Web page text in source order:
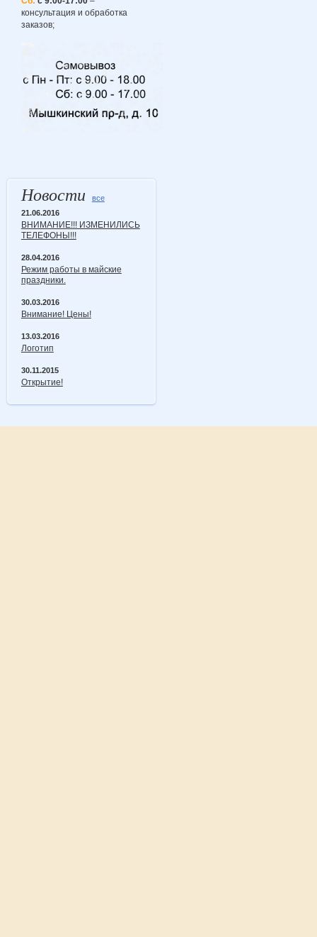
консультация и обработка
заказов;
Новости
все
21.06.2016
ВНИМАНИЕ!!! ИЗМЕНИЛИСЬ
ТЕЛЕФОНЫ!!!
28.04.2016
Режим работы в майские
праздники.
30.03.2016
Внимание! Цены!
13.03.2016
Логотип
30.11.2015
Открытие!